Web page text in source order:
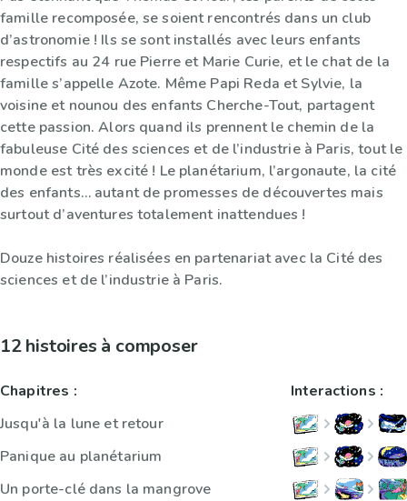
famille recomposée, se soient rencontrés dans un club
d’astronomie ! Ils se sont installés avec leurs enfants
respectifs au 24 rue Pierre et Marie Curie, et le chat de la
famille s’appelle Azote. Même Papi Reda et Sylvie, la
voisine et nounou des enfants Cherche-Tout, partagent
cette passion. Alors quand ils prennent le chemin de la
fabuleuse Cité des sciences et de l’industrie à Paris, tout le
monde est très excité ! Le planétarium, l’argonaute, la cité
des enfants… autant de promesses de découvertes mais
surtout d’aventures totalement inattendues !
Douze histoires réalisées en partenariat avec la Cité des
sciences et de l’industrie à Paris.
12 histoires à composer
Chapitres :
Jusqu'à la lune et retour
Panique au planétarium
Un porte-clé dans la mangrove
Interactions :